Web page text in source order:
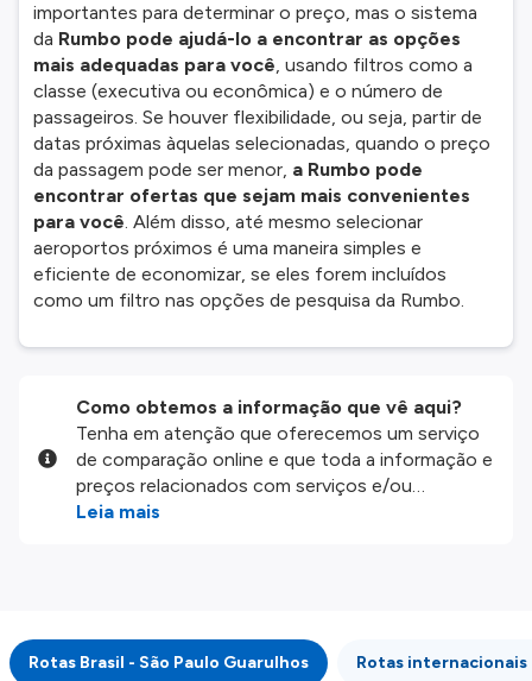
importantes para determinar o preço, mas o sistema
da Rumbo pode ajudá-lo a encontrar as opções
mais adequadas para você, usando filtros como a
classe (executiva ou econômica) e o número de
passageiros. Se houver flexibilidade, ou seja, partir de
datas próximas àquelas selecionadas, quando o preço
da passagem pode ser menor, a Rumbo pode
encontrar ofertas que sejam mais convenientes
para você. Além disso, até mesmo selecionar
aeroportos próximos é uma maneira simples e
eficiente de economizar, se eles forem incluídos
como um filtro nas opções de pesquisa da Rumbo.
Como obtemos a informação que vê aqui?
Tenha em atenção que oferecemos um serviço
de comparação online e que toda a informação e
preços relacionados com serviços e/ou
produtos disponíveis no nosso website são
integridade ou pela precisão da informação
publicada, por isso verifique com atenção todas
Leia mais
Rotas Brasil - São Paulo Guarulhos Rotas internacionais